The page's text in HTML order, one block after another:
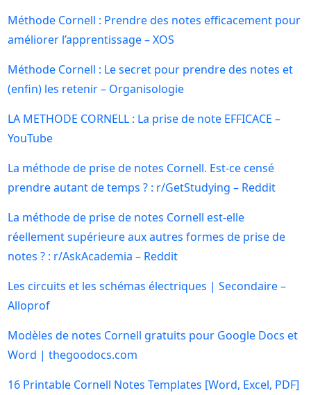
Méthode Cornell : Prendre des notes efficacement pour
améliorer l’apprentissage – XOS
Méthode Cornell : Le secret pour prendre des notes et
(enfin) les retenir – Organisologie
LA METHODE CORNELL : La prise de note EFFICACE –
YouTube
La méthode de prise de notes Cornell. Est-ce censé
prendre autant de temps ? : r/GetStudying – Reddit
La méthode de prise de notes Cornell est-elle
réellement supérieure aux autres formes de prise de
notes ? : r/AskAcademia – Reddit
Les circuits et les schémas électriques | Secondaire –
Alloprof
Modèles de notes Cornell gratuits pour Google Docs et
Word | thegoodocs.com
16 Printable Cornell Notes Templates [Word, Excel, PDF]